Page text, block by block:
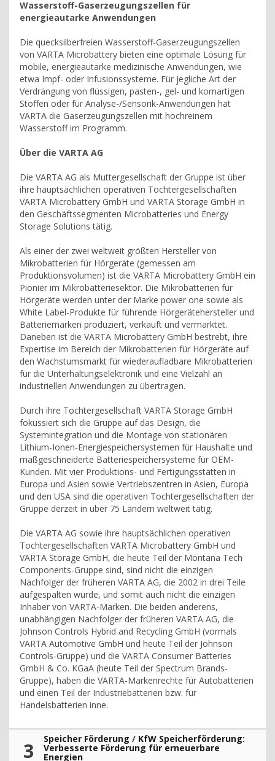
Wasserstoff-Gaserzeugungszellen für
energieautarke Anwendungen
Die quecksilberfreien Wasserstoff-Gaserzeugungszellen
von VARTA Microbattery bieten eine optimale Lösung für
mobile, energieautarke medizinische Anwendungen, wie
etwa Impf- oder Infusionssysteme. Für jegliche Art der
Verdrängung von flüssigen, pasten-, gel- und kornartigen
Stoffen oder für Analyse-/Sensorik-Anwendungen hat
VARTA die Gaserzeugungszellen mit hochreinem
Wasserstoff im Programm.
Über die VARTA AG
Die VARTA AG als Muttergesellschaft der Gruppe ist über
ihre hauptsächlichen operativen Tochtergesellschaften
VARTA Microbattery GmbH und VARTA Storage GmbH in
den Geschäftssegmenten Microbatteries und Energy
Storage Solutions tätig.
Als einer der zwei weltweit größten Hersteller von
Mikrobatterien für Hörgeräte (gemessen am
Produktionsvolumen) ist die VARTA Microbattery GmbH ein
Pionier im Mikrobatteriesektor. Die Mikrobatterien für
Hörgeräte werden unter der Marke power one sowie als
White Label-Produkte für führende Hörgerätehersteller und
Batteriemarken produziert, verkauft und vermarktet.
Daneben ist die VARTA Microbattery GmbH bestrebt, ihre
Expertise im Bereich der Mikrobatterien für Hörgeräte auf
den Wachstumsmarkt für wiederaufladbare Mikrobatterien
für die Unterhaltungselektronik und eine Vielzahl an
industriellen Anwendungen zu übertragen.
Durch ihre Tochtergesellschaft VARTA Storage GmbH
fokussiert sich die Gruppe auf das Design, die
Systemintegration und die Montage von stationären
Lithium-Ionen-Energiespeichersystemen für Haushalte und
maßgeschneiderte Batteriespeichersysteme für OEM-
Kunden. Mit vier Produktions- und Fertigungsstätten in
Europa und Asien sowie Vertriebszentren in Asien, Europa
und den USA sind die operativen Tochtergesellschaften der
Gruppe derzeit in über 75 Ländern weltweit tätig.
Die VARTA AG sowie ihre hauptsächlichen operativen
Tochtergesellschaften VARTA Microbattery GmbH und
VARTA Storage GmbH, die heute Teil der Montana Tech
Components-Gruppe sind, sind nicht die einzigen
Nachfolger der früheren VARTA AG, die 2002 in drei Teile
aufgespalten wurde, und somit auch nicht die einzigen
Inhaber von VARTA-Marken. Die beiden anderens,
unabhängigen Nachfolger der früheren VARTA AG, die
Johnson Controls Hybrid and Recycling GmbH (vormals
VARTA Automotive GmbH und heute Teil der Johnson
Controls-Gruppe) und die VARTA Consumer Batteries
GmbH & Co. KGaA (heute Teil der Spectrum Brands-
Gruppe), haben die VARTA-Markenrechte für Autobatterien
und einen Teil der Industriebatterien bzw. für
Handelsbatterien inne.
3 Speicher Förderung / KfW Speicherförderung:
Verbesserte Förderung für erneuerbare
Energien